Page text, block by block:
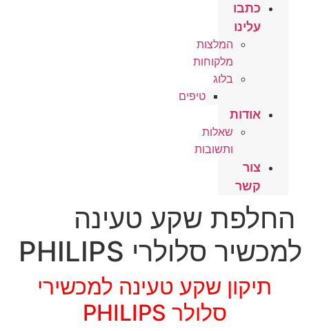
כתבו
עלינו
המלצות
מלקוחות
בלוג
טיפים
אודות
שאלות
ותשובות
צור
קשר
החלפת שקע טעינה
למכשיר סלולרי PHILIPS
תיקון שקע טעינה למכשירי
סלולר PHILIPS